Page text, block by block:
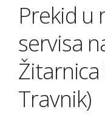
Prekid u
servisa
Žitarnica
Travnik)